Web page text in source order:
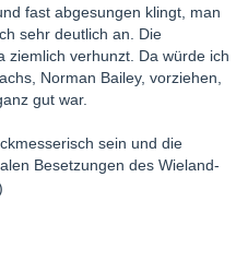
fast abgesungen klingt, man
sehr deutlich an. Die
ziemlich verhunzt. Da würde ich
Norman Bailey, vorziehen,
gut war.
sein und die
Besetzungen des Wieland-